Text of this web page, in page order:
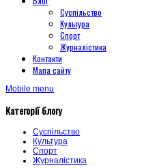
Суспільство
Культура
Спорт
Журналістика
Контакти
Мапа сайту
Mobile menu
Категорії блогу
Суспільство
Культура
Спорт
Журналістика